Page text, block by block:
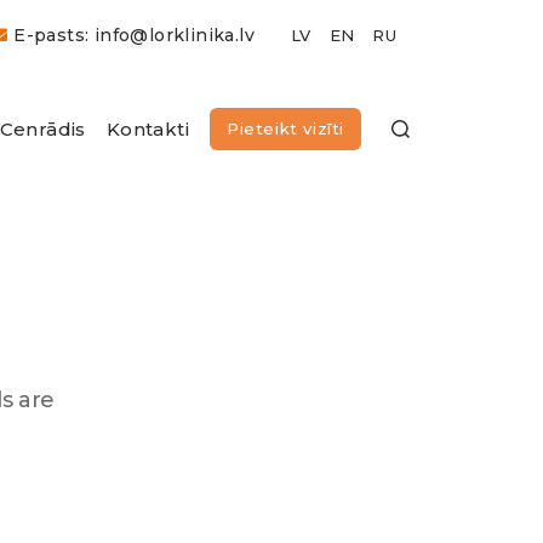
E-pasts: info@lorklinika.lv
Cenrādis Kontakti Pieteikt vizīti
are